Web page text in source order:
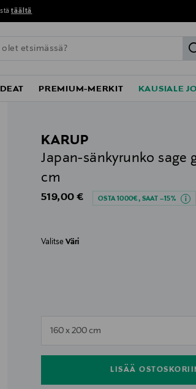
täältä
PREMIUM-MERKIT KAUSIALE
KARUP
Japan-sänkyrunko sage
cm
Original Price
519,00 € OSTA 1000€, SAAT –15%
ValitseVäri
160 x 200 cm
LISÄÄ
null